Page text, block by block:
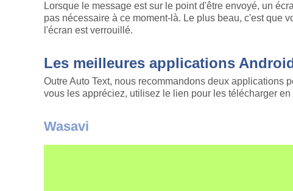
Lorsque le message est sur le point d'être envoyé, un
pas nécessaire à ce moment-là. Le plus beau, c'est que
l'écran est verrouillé.
Les meilleures applications
Outre Auto Text, nous recommandons deux applications
vous les appréciez, utilisez le lien pour les télécharger en
Wasavi